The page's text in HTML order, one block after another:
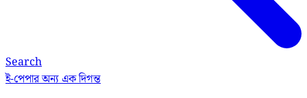
Search
ই-পেপারঅন্য এক দিগন্ত